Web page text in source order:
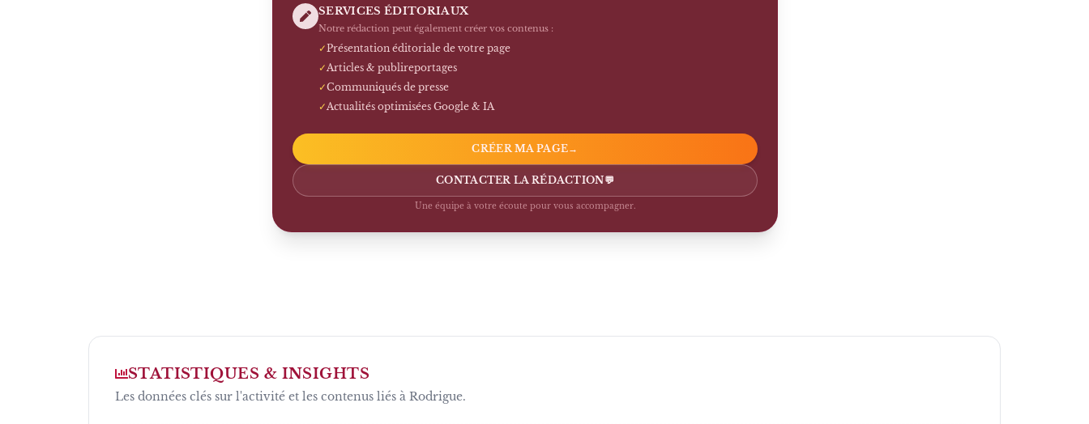
SERVICES ÉDITORIAUX
Notre rédaction peut également créer vos contenus :
✓Présentation éditoriale de votre page
✓Articles & publireportages
✓Communiqués de presse
✓Actualités optimisées Google & IA
CRÉER MA PAGE→
CONTACTER LA RÉDACTION💬
Une équipe à votre écoute pour vous accompagner.
STATISTIQUES & INSIGHTS
Les données clés sur l'activité et les contenus liés à Rodrigue.